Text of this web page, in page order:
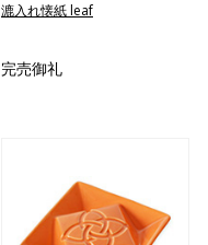
漉入れ懐紙 leaf
完売御礼